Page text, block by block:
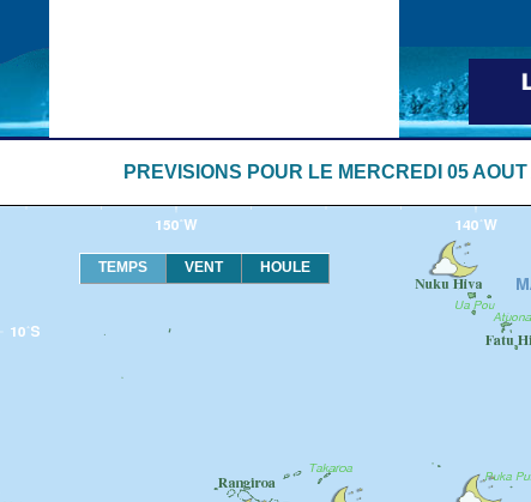
PREVISIONS POUR LE MERCREDI 05 AOUT
TEMPS VENT HOULE